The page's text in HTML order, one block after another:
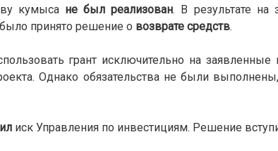
кумыса не был реализован. В результате на
принято решение о возврате средств.
грант исключительно на
Однако обязательства не были
иск Управления по инвестициям. Решение